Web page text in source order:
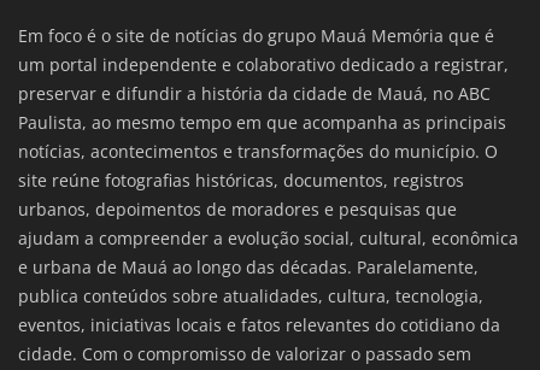
Em foco é o site de notícias do grupo Mauá Memória que é
um portal independente e colaborativo dedicado a registrar,
preservar e difundir a história da cidade de Mauá, no ABC
Paulista, ao mesmo tempo em que acompanha as principais
notícias, acontecimentos e transformações do município. O
site reúne fotografias históricas, documentos, registros
urbanos, depoimentos de moradores e pesquisas que
ajudam a compreender a evolução social, cultural, econômica
e urbana de Mauá ao longo das décadas. Paralelamente,
publica conteúdos sobre atualidades, cultura, tecnologia,
eventos, iniciativas locais e fatos relevantes do cotidiano da
cidade. Com o compromisso de valorizar o passado sem